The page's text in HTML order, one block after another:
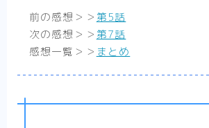
【そのメイド、危険につき】優
くて、男なメイドはいかがです
め】
と可愛いツンデレ系イケメン
前の感想＞＞ 第5話
次の感想＞＞ 第7話
感想一覧＞＞ まとめ